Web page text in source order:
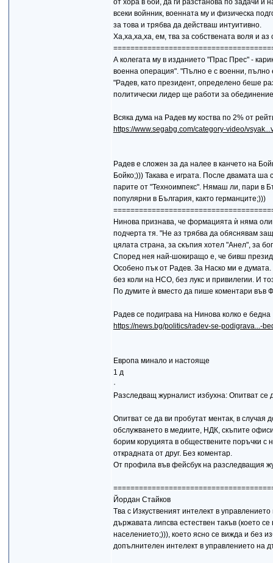
от хора в бой, да ги разстанова по задачи
всеки войнник, военната му и физическа
за това и трябва да действаш интуитивно.
Ха,ха,ха,ха, ем, тва за собствената воля и
А колегата му в изданието "Прас Прес" -
военна операция". "Пълно е с военни, пълно
"Радев, като президент, определено беше
политически лидер ще работи за
Всяка дума на Радев му коства по 2% от
https://www.segabg.com/category-video/
Радев е сложен за да налее в канчето на
Бойко;))) Такава е играта. После двамата
парите от "Техноимпекс". Нямаш ли, пари в
популярни в България, както германците;)))
Нинова признава, че формацията ѝ няма
подчерта тя. "Не аз трябва да обяснявам
цялата страна, за скъпия хотел "Анел", за
Според нея най-шокиращо е, че бивш
Особено пък от Радев. За Наско ми е
без коли на НСО, без лукс и привилегии. И
По думите ѝ вместо да пише коментари във
Радев се подиграва на Нинова колко е бедна
https://news.bg/politics/radev-se-podigrava...-
Европа минало и настояще
1 д
·
Разследващ журналист избухна: Опитват се
Опитват се да ви пробутат ментак, в
обслужването в медиите, НДК, скъпите
борим коруцията в обществените поръчки с
открадната от друг. Без коментар.
От профила във фейсбук на разследващия
Йордан Стайков
Tва с Изкуственият интелект в
държавата липсва естествен такъв (което
населението;))), което ясно се вижда и без
допълнителен интелект в управлението на